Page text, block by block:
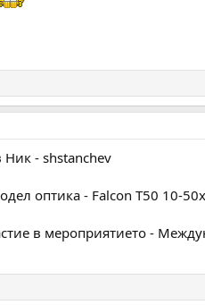
- shstanchev
оптика - Falcon T50 10-
в мероприятието -